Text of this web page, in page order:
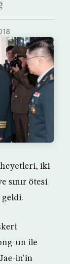
heyetleri, iki
sınır ötesi
un ile
in’in